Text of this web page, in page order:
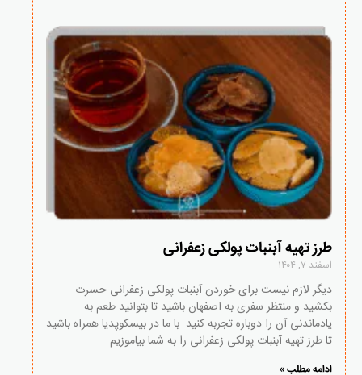
طرز تهیه آبنبات پولکی زعفرانی
اسفند ۷, ۱۴۰۴
دیگر لازم نیست برای خوردن آبنبات پولکی زعفرانی حسرت
بکشید و منتظر سفری به اصفهان باشید تا بتوانید طعم به
یادماندنی آن را دوباره تجربه کنید. با ما در بیسکوپدیا همراه باشید
تا طرز تهیه آبنبات پولکی زعفرانی را به شما بیاموزیم.
ادامه مطلب »